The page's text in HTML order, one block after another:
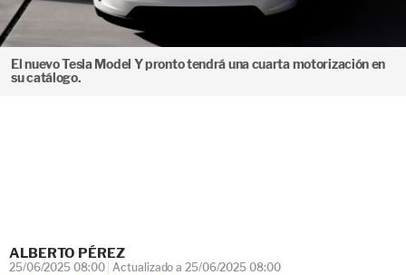
El nuevo Tesla Model Y pronto tendrá una cuarta motorización en
su catálogo.
ALBERTO PÉREZ
25/06/2025 08:00 Actualizado a 25/06/2025 08:00